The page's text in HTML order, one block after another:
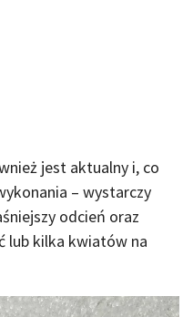
jest aktualny i, co
– wystarczy
odcień oraz
lub kilka kwiatów na